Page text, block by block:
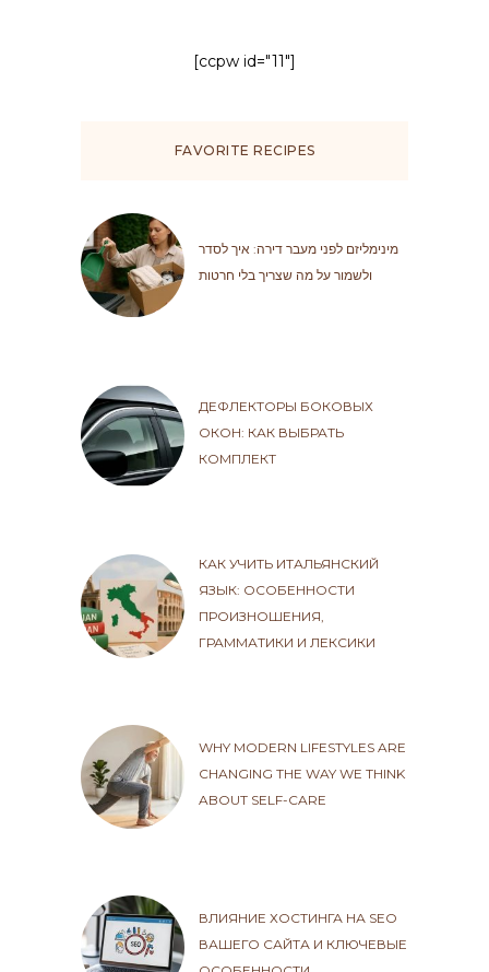
[ccpw id="11"]
FAVORITE RECIPES
מינימליזם לפני מעבר דירה: איך לסדר
ולשמור על מה שצריך בלי חרטות
ДЕФЛЕКТОРЫ БОКОВЫХ
ОКОН: КАК ВЫБРАТЬ
КОМПЛЕКТ
КАК УЧИТЬ ИТАЛЬЯНСКИЙ
ЯЗЫК: ОСОБЕННОСТИ
ПРОИЗНОШЕНИЯ,
ГРАММАТИКИ И ЛЕКСИКИ
WHY MODERN LIFESTYLES ARE
CHANGING THE WAY WE THINK
ABOUT SELF-CARE
ВЛИЯНИЕ ХОСТИНГА НА SEO
ВАШЕГО САЙТА И КЛЮЧЕВЫЕ